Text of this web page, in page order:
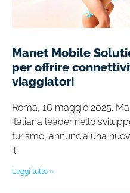
Manet Mobile
per offrire
viaggiatori
Roma, 16 maggio 2025.
italiana leader nello
turismo, annuncia una
il
Leggi tutto »